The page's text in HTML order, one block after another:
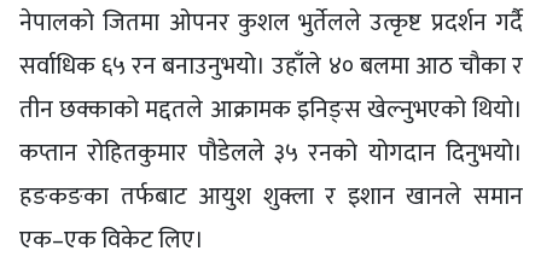
नेपालको जितमा ओपनर कुशल भुर्तेलले उत्कृष्ट प्रदर्शन गर्दै
सर्वाधिक ६५ रन बनाउनुभयो। उहाँले ४० बलमा आठ चौका र
तीन छक्काको मद्दतले आक्रामक इनिङ्स खेल्नुभएको थियो।
कप्तान रोहितकुमार पौडेलले ३५ रनको योगदान दिनुभयो।
हङकङका तर्फबाट आयुश शुक्ला र इशान खानले समान
एक–एक विकेट लिए।